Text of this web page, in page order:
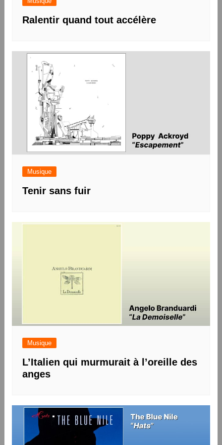
Ralentir quand tout accélère
Musique
Tenir sans fuir
Musique
L’Italien qui murmurait à l’oreille des
anges